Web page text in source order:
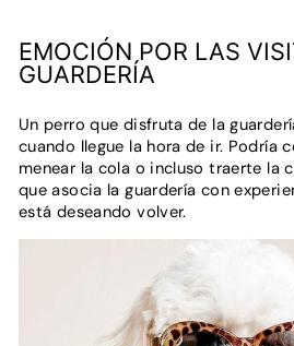
EMOCIÓN POR LAS
GUARDERÍA
Un perro que disfruta de la
cuando llegue la hora de ir. Podría
menear la cola o incluso traerte la
que asocia la guardería con
está deseando volver.